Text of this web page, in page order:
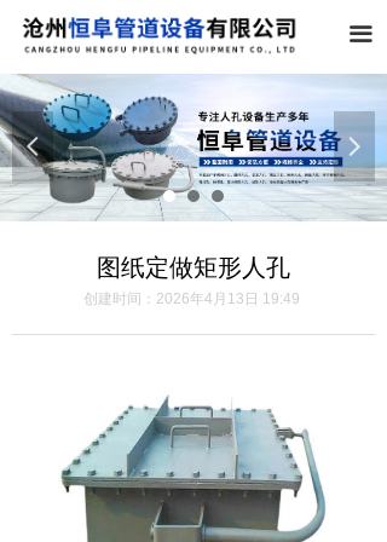
끀
넳 넲
图纸定做矩形人孔
创建时间： 2026年4月13日 19:49